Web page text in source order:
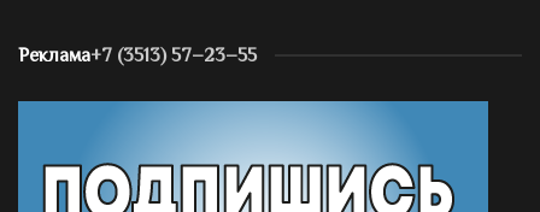
Реклама+7 (3513) 57–23–55